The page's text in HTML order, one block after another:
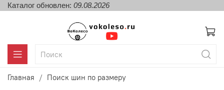
Каталог обновлен: 09.08.2026
Главная Поиск шин по размеру